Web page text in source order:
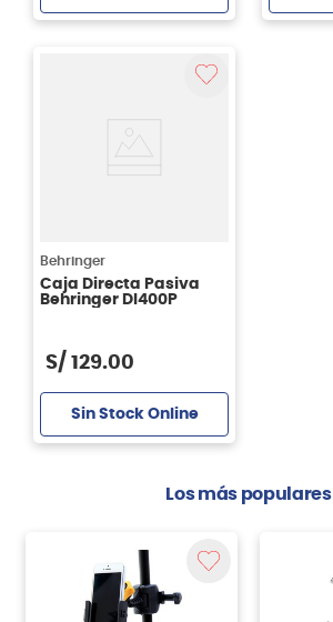
Behringer
Caja Directa Pasiva
Behringer DI400P
S/ 129.00
Sin Stock Online
Los más populares